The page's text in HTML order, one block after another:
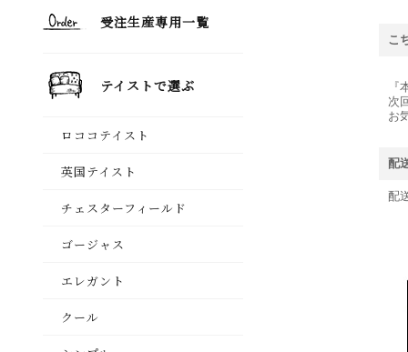
こ
次
お
配
配